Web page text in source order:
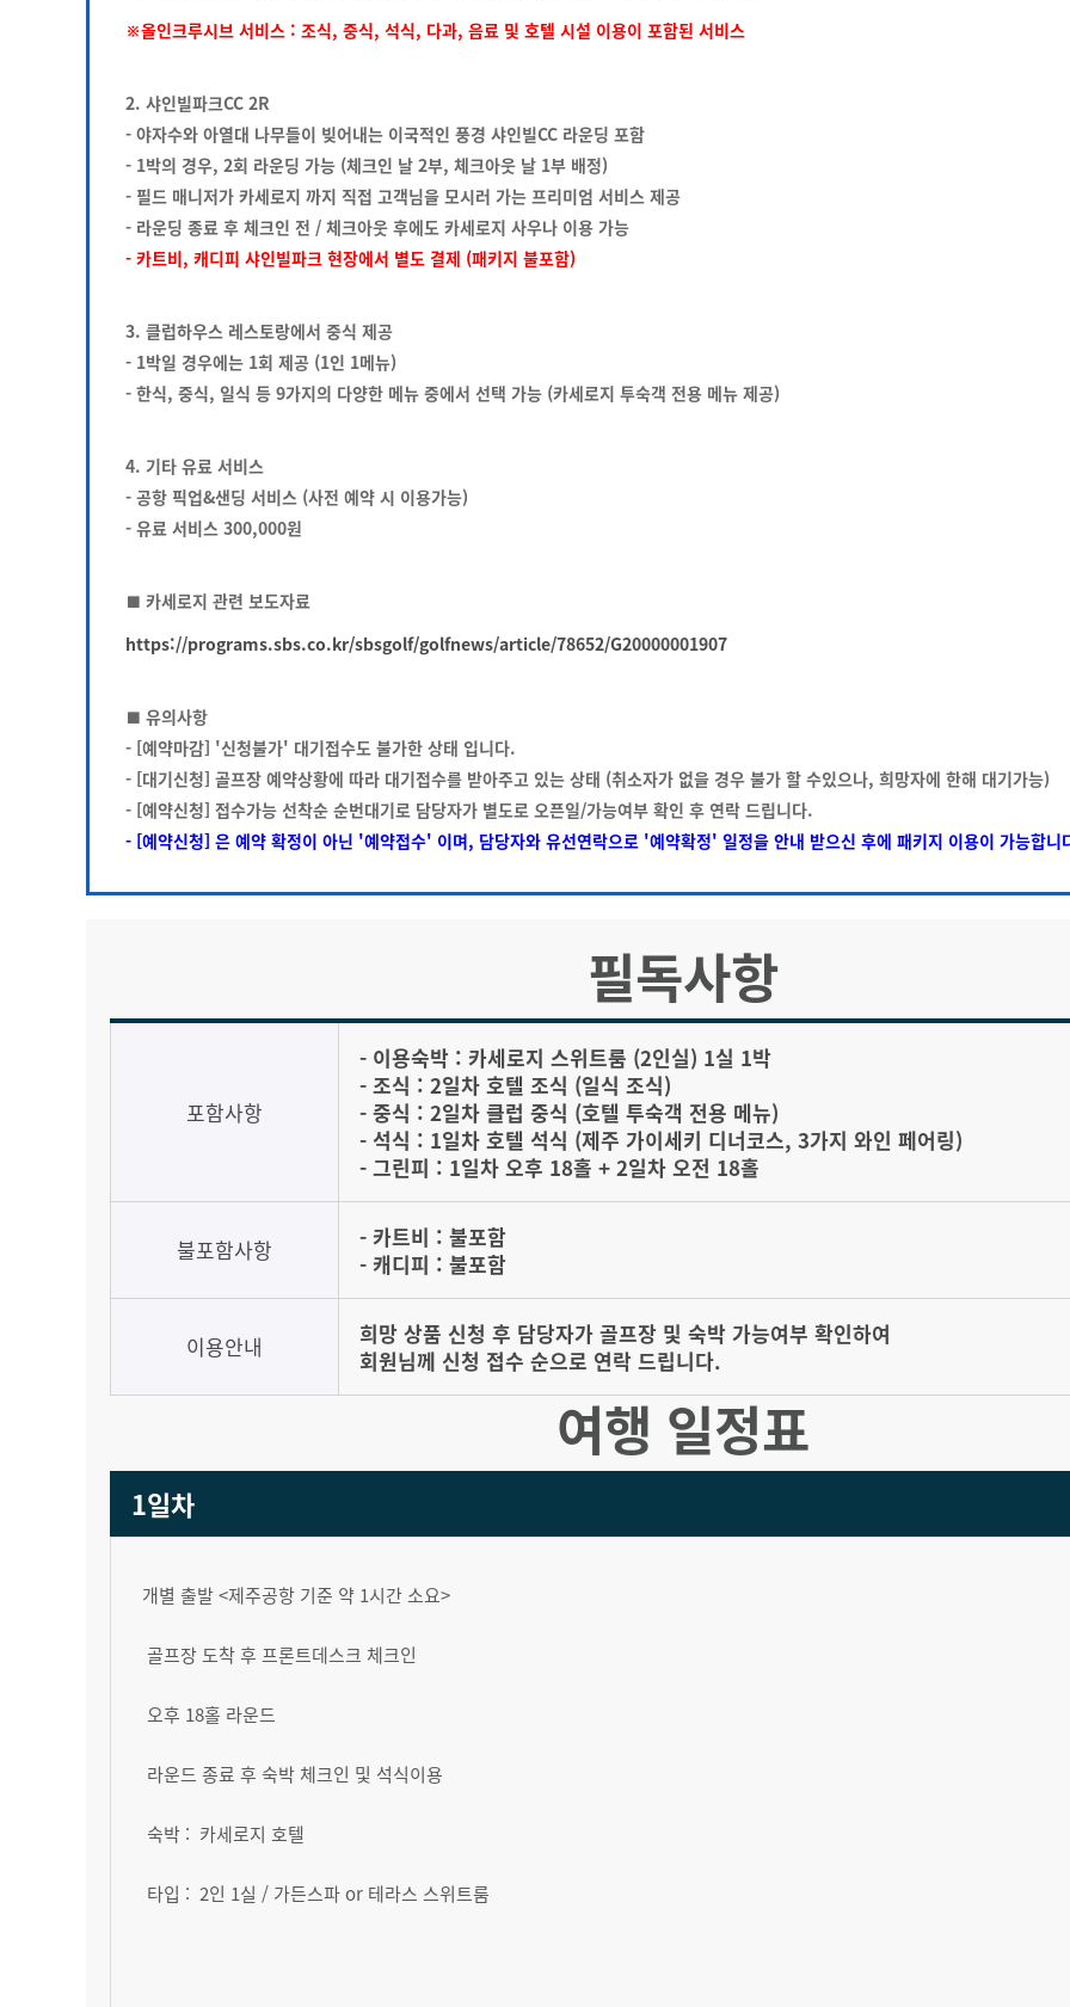
※올인크루시브 서비스 : 조식, 중식, 석식, 다과, 음료 및 호텔 시설 이용이 포함된 서비스
2. 샤인빌파크CC 2R
- 야자수와 아열대 나무들이 빚어내는 이국적인 풍경 샤인빌CC 라운딩 포함
- 1박의 경우, 2회 라운딩 가능 (체크인 날 2부, 체크아웃 날 1부 배정)
- 필드 매니저가 카세로지 까지 직접 고객님을 모시러 가는 프리미엄 서비스 제공
- 라운딩 종료 후 체크인 전 / 체크아웃 후에도 카세로지 사우나 이용 가능
- 카트비, 캐디피 샤인빌파크 현장에서 별도 결제 (패키지 불포함)
3. 클럽하우스 레스토랑에서 중식 제공
- 1박일 경우에는 1회 제공 (1인 1메뉴)
- 한식, 중식, 일식 등 9가지의 다양한 메뉴 중에서 선택 가능 (카세로지 투숙객 전용 메뉴 제공)
4. 기타 유료 서비스
- 공항 픽업&샌딩 서비스 (사전 예약 시 이용가능)
- 유료 서비스 300,000원
■ 카세로지 관련 보도자료
https://programs.sbs.co.kr/sbsgolf/golfnews/article/78652/G20000001907
■ 유의사항
- [예약마감] '신청불가' 대기접수도 불가한 상태 입니다.
- [대기신청] 골프장 예약상황에 따라 대기접수를 받아주고 있는 상태 (취소자가 없을 경우 불가 할 수있으나, 희망자에 한해 대기가능)
- [예약신청] 접수가능 선착순 순번대기로 담당자가 별도로 오픈일/가능여부 확인 후 연락 드립니다.
- [예약신청] 은 예약 확정이 아닌 '예약접수' 이며, 담당자와 유선연락으로 '예약확정' 일정을 안내 받으신 후에 패키지 이용이 가능합니
필독사항
포함사항
- 이용숙박 : 카세로지 스위트룸 (2인실) 1실 1박
- 조식 : 2일차 호텔 조식 (일식 조식)
- 중식 : 2일차 클럽 중식 (호텔 투숙객 전용 메뉴)
- 석식 : 1일차 호텔 석식 (제주 가이세키 디너코스, 3가지 와인 페어링)
- 그린피 : 1일차 오후 18홀 + 2일차 오전 18홀
불포함사항
- 카트비 : 불포함
- 캐디피 : 불포함
이용안내
희망 상품 신청 후 담당자가 골프장 및 숙박 가능여부 확인하여
회원님께 신청 접수 순으로 연락 드립니다.
여행 일정표
1일차
개별 출발 <제주공항 기준 약 1시간 소요>
골프장 도착 후 프론트데스크 체크인
오후 18홀 라운드
라운드 종료 후 숙박 체크인 및 석식이용
숙박 : 카세로지 호텔
타입 : 2인 1실 / 가든스파 or 테라스 스위트룸